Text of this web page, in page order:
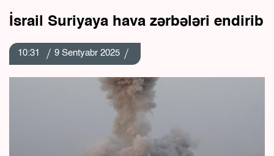
İsrail Suriyaya hava zərbələri endirib
10:31 9 Sentyabr 2025